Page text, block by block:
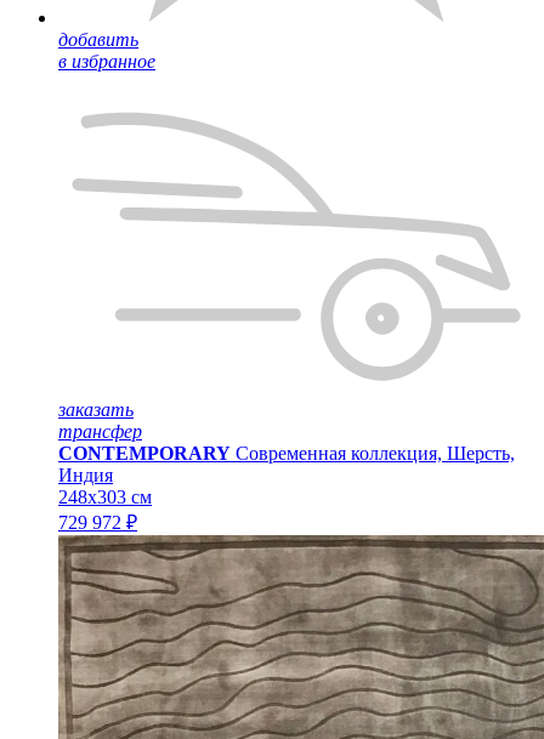
добавить
в избранное
заказать
трансфер
CONTEMPORARY Современная коллекция, Шерсть,
Индия
248x303 см
729 972 ₽